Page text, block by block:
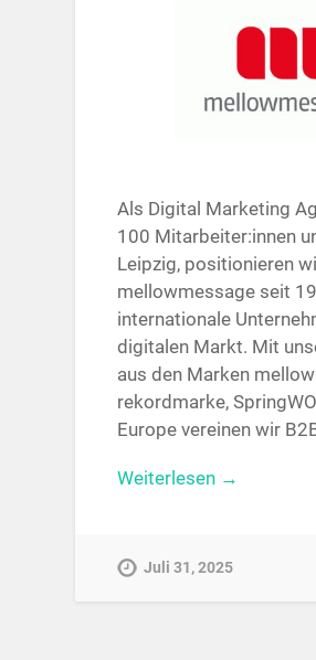
Als Digital Marketing
100 Mitarbeiter:innen
Leipzig, positionieren
mellowmessage seit
internationale
digitalen Markt. Mit
aus den Marken
rekordmarke,
Europe vereinen wir
Weiterlesen →
Juli 31, 2025